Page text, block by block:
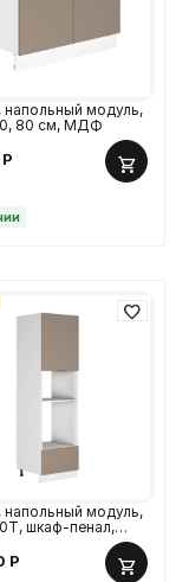
модуль,
80 см, МДФ
Р
модуль,
шкаф-пенал,
Р